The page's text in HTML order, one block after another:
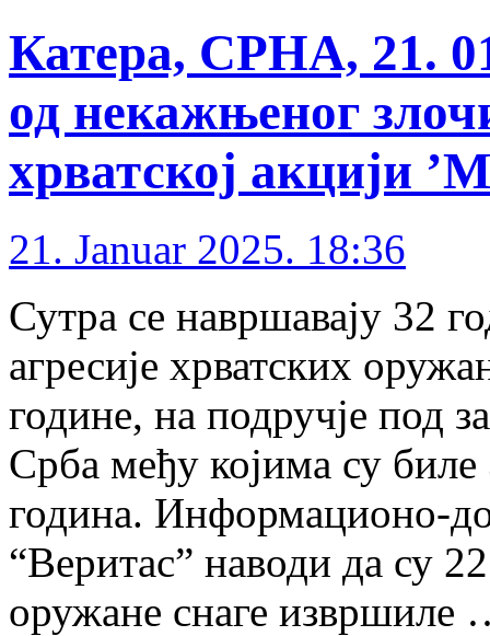
Катера, СРНА, 21.
од некажњеног
хрватској акцији
21. Januar 2025. 18:36
Сутра се навршавају 32
агресије хрватских
године, на подручје под
Срба међу којима су
година. Информационо-
“Веритас” наводи да су
оружане снаге извршиле